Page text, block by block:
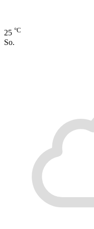
25 °C
So.